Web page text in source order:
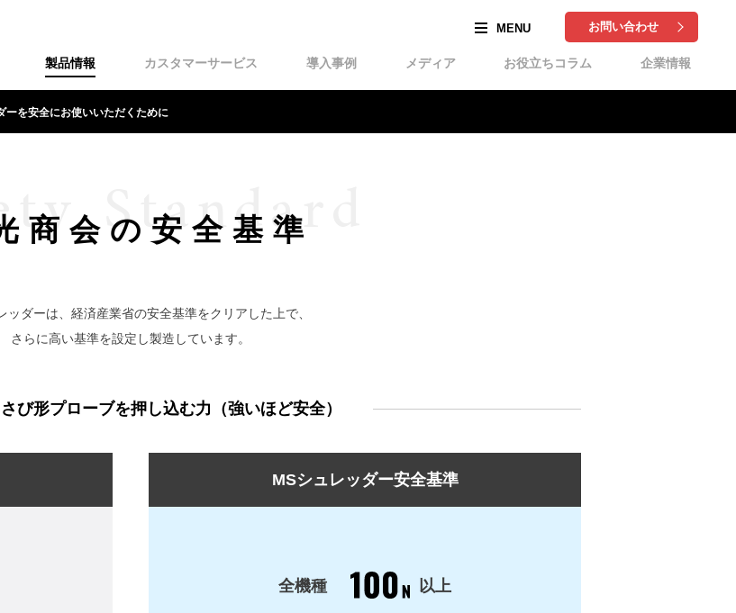
お問い合わせ
製品情報 カスタマーサービス 導入事例 メディア お役立ちコラム 企業情報
ーを安全にお使いいただくために
商会の安全基準
Standard
ッダーは、経済産業省の安全基準をクリアした上で、
さらに高い基準を設定し製造しています。
び形プローブを押し込む力（強いほど安全）
MSシュレッダー安全基準
全機種 以上